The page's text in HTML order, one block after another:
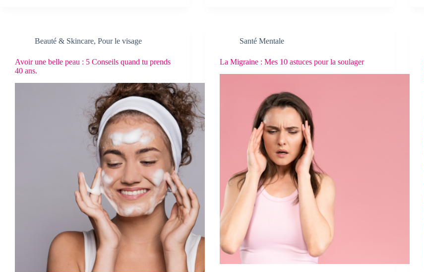
Beauté & Skincare, Pour le visage
Avoir une belle peau : 5 Conseils quand tu prends
40 ans.
Santé Mentale
La Migraine : Mes 10 astuces pour la soulager